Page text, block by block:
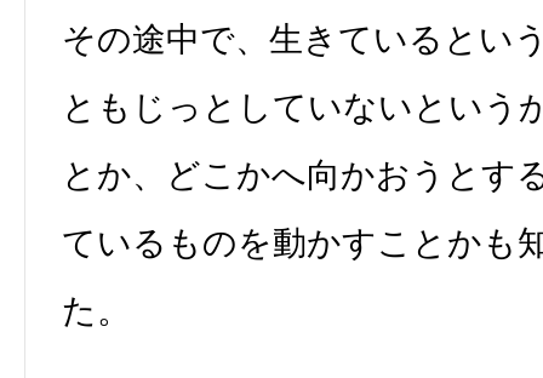
その途中で、生きているとい
ともじっとしていないという
とか、どこかへ向かおうとす
ているものを動かすことかも
た。